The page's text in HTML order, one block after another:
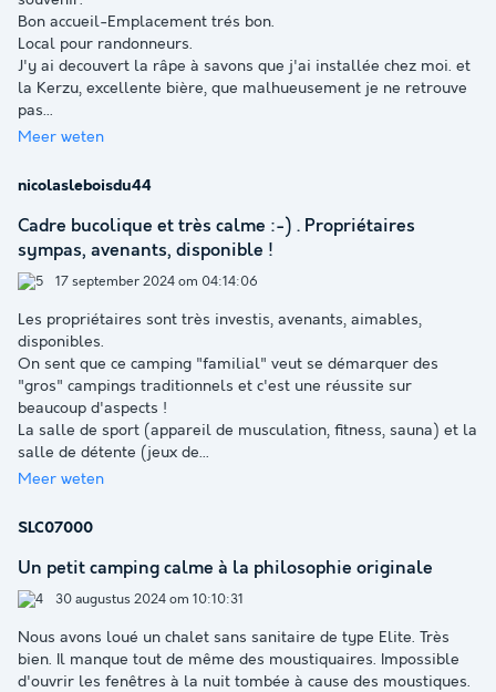
Bon accueil-Emplacement trés bon.
Local pour randonneurs.
J'y ai decouvert la râpe à savons que j'ai installée chez moi. et
la Kerzu, excellente bière, que malhueusement je ne retrouve
pas...
Meer weten
nicolasleboisdu44
Cadre bucolique et très calme :-) . Propriétaires
sympas, avenants, disponible !
17 september 2024 om 04:14:06
Les propriétaires sont très investis, avenants, aimables,
disponibles.
On sent que ce camping "familial" veut se démarquer des
"gros" campings traditionnels et c'est une réussite sur
beaucoup d'aspects !
La salle de sport (appareil de musculation, fitness, sauna) et la
salle de détente (jeux de...
Meer weten
SLC07000
Un petit camping calme à la philosophie originale
30 augustus 2024 om 10:10:31
Nous avons loué un chalet sans sanitaire de type Elite. Très
bien. Il manque tout de même des moustiquaires. Impossible
d'ouvrir les fenêtres à la nuit tombée à cause des moustiques.